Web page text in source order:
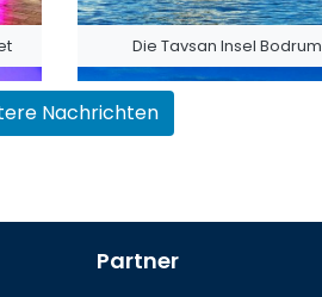
Die Tavsan Insel Bodrum
Bodrum Schloss
Nachrichten
Partner